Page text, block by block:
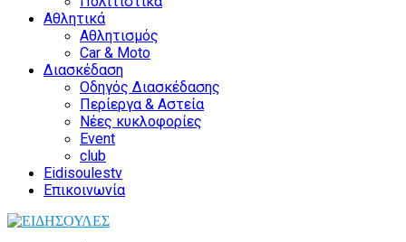
Αθλητικά
Αθλητισμός
Car & Moto
Διασκέδαση
Οδηγός Διασκέδασης
Περίεργα & Αστεία
Νέες κυκλοφορίες
Event
club
Eidisoulestv
Επικοινωνία